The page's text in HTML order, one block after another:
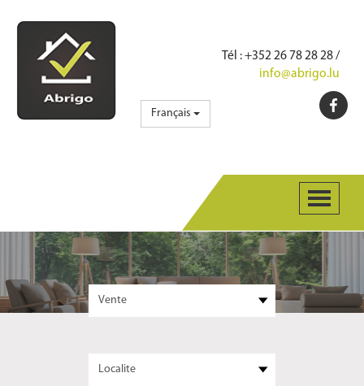
Tél : +352 26 78 28 28 /
info@abrigo.lu
Français